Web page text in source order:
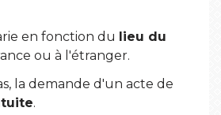
en fonction du
lieu du
ou à l'étranger.
la demande d'un acte de
.